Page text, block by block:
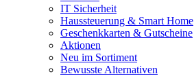
IT Sicherheit
Haussteuerung & Smart Home
Geschenkkarten & Gutscheine
Aktionen
Neu im Sortiment
Bewusste Alternativen